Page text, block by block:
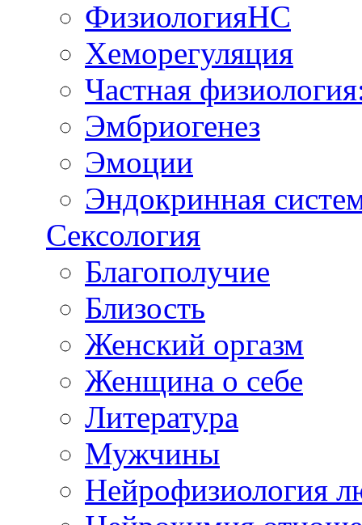
ФизиологияНС
Хеморегуляция
Частная
Эмбриогенез
Эмоции
Эндокринная
Сексология
Благополучие
Близость
Женский оргазм
Женщина о себе
Литература
Мужчины
Нейрофизиология